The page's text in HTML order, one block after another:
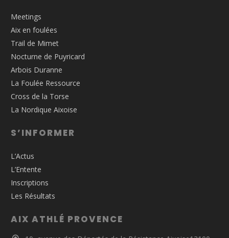
Meetings
Aix en foulées
Trail de Mimet
Nocturne de Puyricard
Arbois Duranne
La Foulée Ressource
Cross de la Torse
La Nordique Aixoise
S’INFORMER
L’Actus
L’Entente
Inscriptions
Les Résultats
AIX ATHLÉ PROVENCE